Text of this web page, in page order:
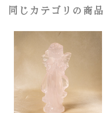
同じカテゴリの商品